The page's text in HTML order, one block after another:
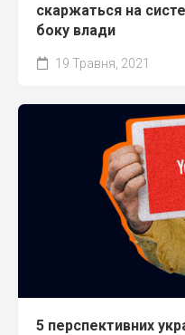
скаржаться на
боку влади
19 Травня, 2021
5 перспективних